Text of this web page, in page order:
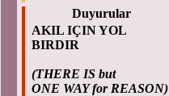
Duyurular
AKIL IÇIN YOL
BIRDIR
(THERE IS but
ONE WAY for REASON)